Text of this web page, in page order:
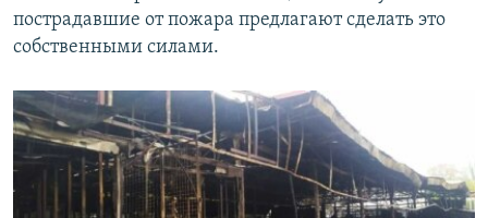
пострадавшие от пожара предлагают сделать это
собственными силами.